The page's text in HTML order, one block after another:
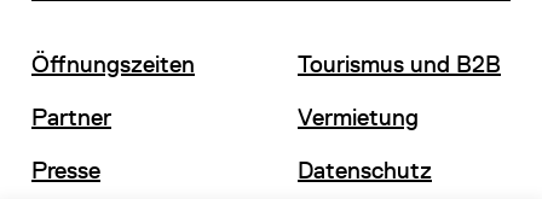
Öffnungszeiten
Partner
Presse
Tourismus und B2B
Vermietung
Datenschutz